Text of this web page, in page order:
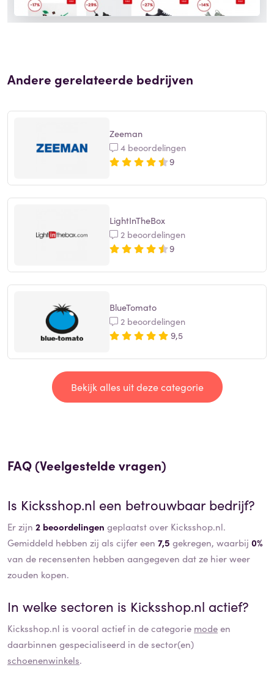
Andere gerelateerde bedrijven
Zeeman
4 beoordelingen
9
LightInTheBox
2 beoordelingen
9
BlueTomato
2 beoordelingen
9,5
Bekijk alles uit deze categorie
FAQ (Veelgestelde vragen)
Is Kicksshop.nl een betrouwbaar bedrijf?
Er zijn 2 beoordelingen geplaatst over Kicksshop.nl.
Gemiddeld hebben zij als cijfer een 7,5 gekregen, waarbij 0%
van de recensenten hebben aangegeven dat ze hier weer
zouden kopen.
In welke sectoren is Kicksshop.nl actief?
Kicksshop.nl is vooral actief in de categorie modeen
daarbinnen gespecialiseerd in de sector(en)
schoenenwinkels.